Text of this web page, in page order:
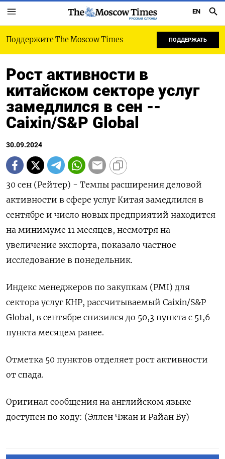
РУССКАЯ СЛУЖБА
EN
Поддержите The Moscow Times ПОДДЕРЖАТЬ
Рост активности в
китайском секторе услуг
замедлился в сен --
Caixin/S&P Global
30.09.2024
30 сен (Рейтер) - Темпы расширения деловой
активности в сфере услуг Китая замедлился в
сентябре и число новых предприятий находится
на минимуме 11 месяцев, несмотря на
увеличение экспорта, показало частное
исследование в понедельник.
Индекс менеджеров по закупкам (PMI) для
сектора услуг КНР, рассчитываемый Caixin/S&P
Global, в сентябре снизился до 50,3 пункта с 51,6
пункта месяцем ранее.
Отметка 50 пунктов отделяет рост активности
от спада.
Оригинал сообщения на английском языке
доступен по коду: (Эллен Чжан и Райан Ву)